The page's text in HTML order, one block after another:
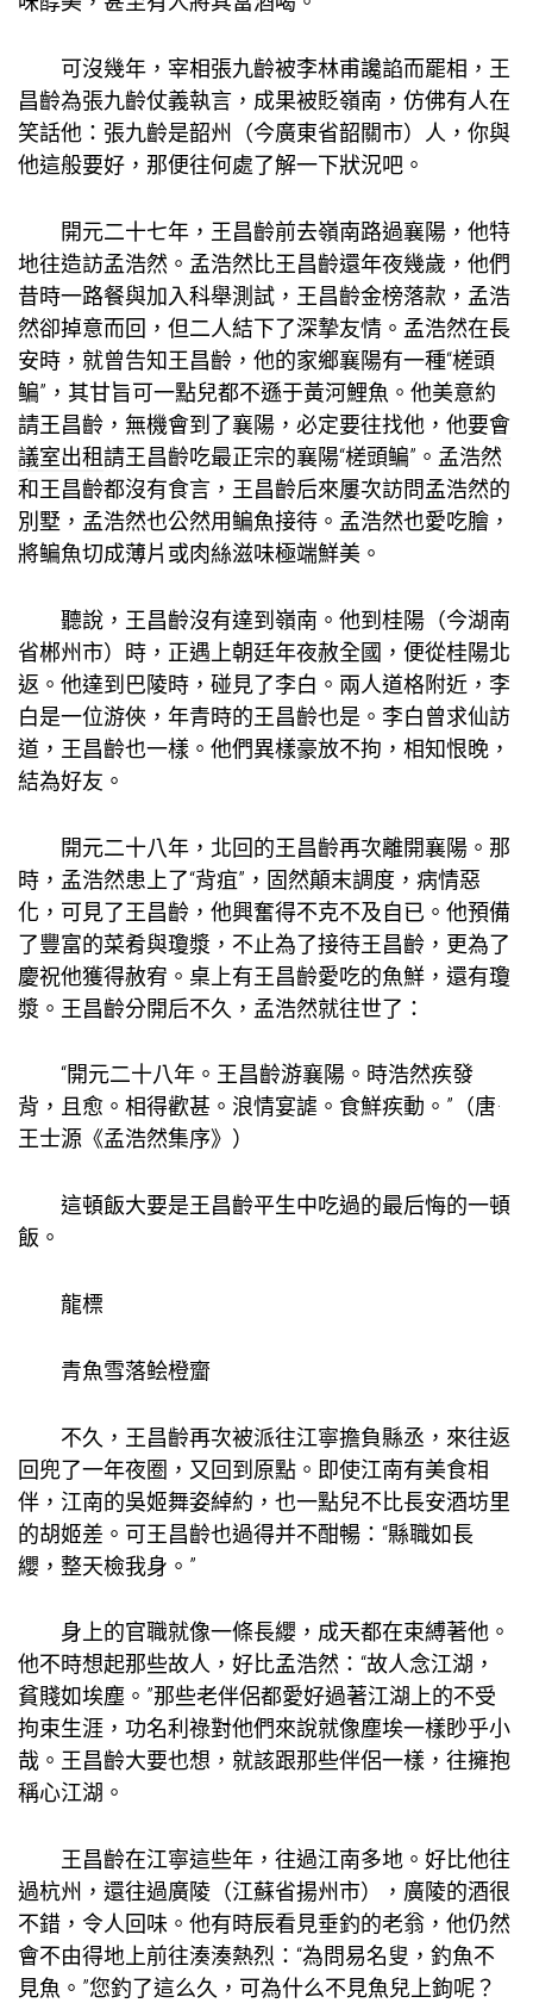
可沒幾年，宰相張九齡被李林甫讒諂而罷相，王
昌齡為張九齡仗義執言，成果被貶嶺南，仿佛有人在
笑話他：張九齡是韶州（今廣東省韶關市）人，你與
他這般要好，那便往何處了解一下狀況吧。
開元二十七年，王昌齡前去嶺南路過襄陽，他特
地往造訪孟浩然。孟浩然比王昌齡還年夜幾歲，他們
昔時一路餐與加入科舉測試，王昌齡金榜落款，孟浩
然卻掉意而回，但二人結下了深摯友情。孟浩然在長
安時，就曾告知王昌齡，他的家鄉襄陽有一種“槎頭
鳊”，其甘旨可一點兒都不遜于黃河鯉魚。他美意約
請王昌齡，無機會到了襄陽，必定要往找他，他要會
議室出租請王昌齡吃最正宗的襄陽“槎頭鳊”。孟浩然
和王昌齡都沒有食言，王昌齡后來屢次訪問孟浩然的
別墅，孟浩然也公然用鳊魚接待。孟浩然也愛吃膾，
將鳊魚切成薄片或肉絲滋味極端鮮美。
聽說，王昌齡沒有達到嶺南。他到桂陽（今湖南
省郴州市）時，正遇上朝廷年夜赦全國，便從桂陽北
返。他達到巴陵時，碰見了李白。兩人道格附近，李
白是一位游俠，年青時的王昌齡也是。李白曾求仙訪
道，王昌齡也一樣。他們異樣豪放不拘，相知恨晚，
結為好友。
開元二十八年，北回的王昌齡再次離開襄陽。那
時，孟浩然患上了“背疽”，固然顛末調度，病情惡
化，可見了王昌齡，他興奮得不克不及自已。他預備
了豐富的菜肴與瓊漿，不止為了接待王昌齡，更為了
慶祝他獲得赦宥。桌上有王昌齡愛吃的魚鮮，還有瓊
漿。王昌齡分開后不久，孟浩然就往世了：
“開元二十八年。王昌齡游襄陽。時浩然疾發
背，且愈。相得歡甚。浪情宴謔。食鮮疾動。”（唐·
王士源《孟浩然集序》）
這頓飯大要是王昌齡平生中吃過的最后悔的一頓
飯。
龍標
青魚雪落鲙橙齏
不久，王昌齡再次被派往江寧擔負縣丞，來往返
回兜了一年夜圈，又回到原點。即使江南有美食相
伴，江南的吳姬舞姿綽約，也一點兒不比長安酒坊里
的胡姬差。可王昌齡也過得并不酣暢：“縣職如長
纓，整天檢我身。”
身上的官職就像一條長纓，成天都在束縛著他。
他不時想起那些故人，好比孟浩然：“故人念江湖，
貧賤如埃塵。”那些老伴侶都愛好過著江湖上的不受
拘束生涯，功名利祿對他們來說就像塵埃一樣眇乎小
哉。王昌齡大要也想，就該跟那些伴侶一樣，往擁抱
稱心江湖。
王昌齡在江寧這些年，往過江南多地。好比他往
過杭州，還往過廣陵（江蘇省揚州市），廣陵的酒很
不錯，令人回味。他有時辰看見垂釣的老翁，他仍然
會不由得地上前往湊湊熱烈：“為問易名叟，釣魚不
見魚。”您釣了這么久，可為什么不見魚兒上鉤呢？